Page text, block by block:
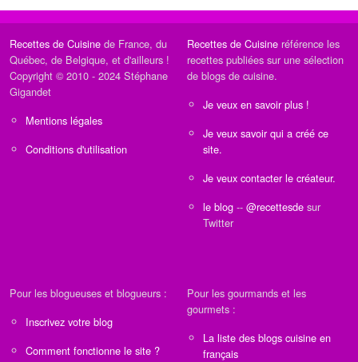
Recettes de Cuisine de France, du
Québec, de Belgique, et d'ailleurs !
Copyright © 2010 - 2024 Stéphane
Gigandet
Mentions légales
Conditions d'utilisation
Recettes de Cuisine référence les
recettes publiées sur une sélection
de blogs de cuisine.
Je veux en savoir plus !
Je veux savoir qui a créé ce
site.
Je veux contacter le créateur.
le blog -- @recettesde sur
Twitter
Pour les blogueuses et blogueurs :
Inscrivez votre blog
Comment fonctionne le site ?
Pour les gourmands et les
gourmets :
La liste des blogs cuisine en
français